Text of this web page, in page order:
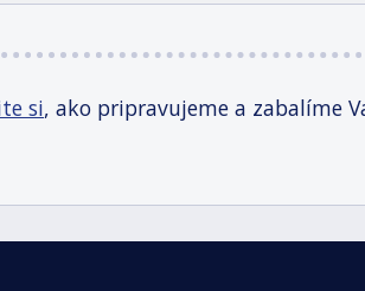
si, ako pripravujeme a zabalíme